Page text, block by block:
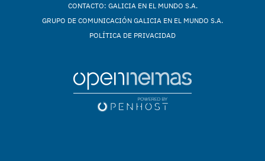
CONTACTO: GALICIA EN EL MUNDO S.A.
GRUPO DE COMUNICACIÓN GALICIA EN EL MUNDO S.A.
POLÍTICA DE PRIVACIDAD